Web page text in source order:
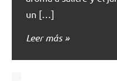
un […]
Leer más